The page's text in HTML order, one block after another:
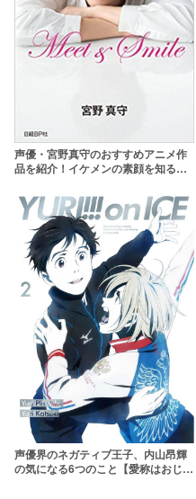
声優・宮野真守のおすすめアニメ作
品を紹介！イケメンの素顔を知るト
声優界のネガティブ王子、内山昂輝
の気になる6つのこと【愛称はおじい